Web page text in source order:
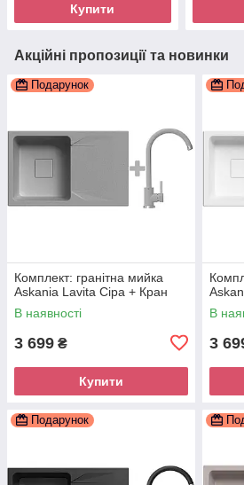
Купити
Акційні пропозиції та новинки
Подарунок
Комплект: гранітна мийка
Askania Lavita Сіра + Кран
В наявності
3 699 ₴
Купити
В
3
Подарунок